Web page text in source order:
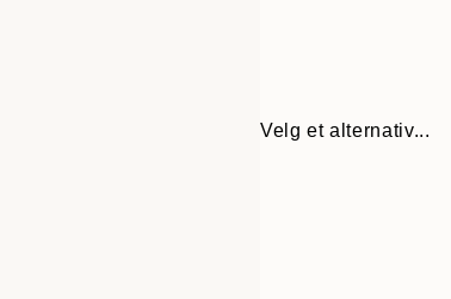
Velg et alternativ...